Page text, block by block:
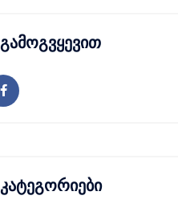
გამოგვყევით
კატეგორიები